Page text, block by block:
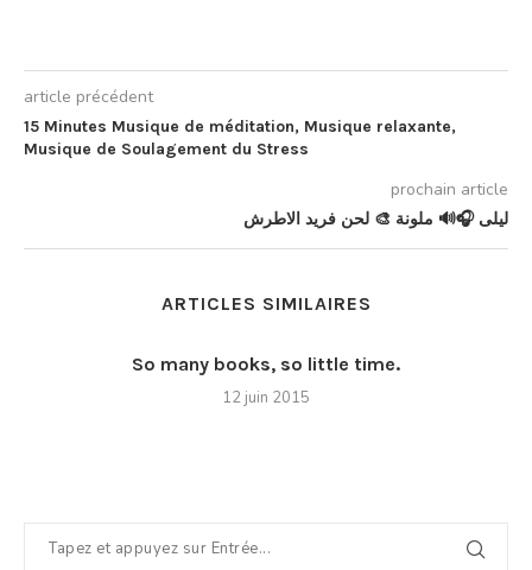
article précédent
15 Minutes Musique de méditation, Musique relaxante,
Musique de Soulagement du Stress
prochain article
ليلى 🎧🔊 ملونة 🎨 لحن فريد الاطرش
ARTICLES SIMILAIRES
So many books, so little time.
12 juin 2015